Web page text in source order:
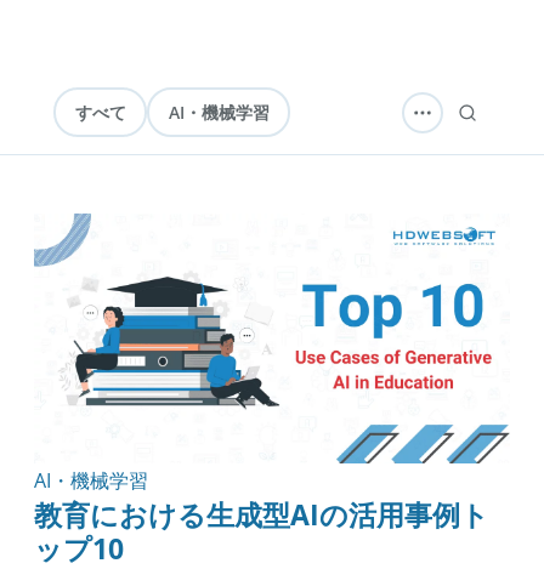
すべて AI・機械学習
ソフトウェア開発 テクノロジー
アウトソーシング
セキュリティ エンジニアリング
ヘルスケア 方法論
ブロックチェーン
AI・機械学習
教育における生成型AIの活用事例ト
ップ10